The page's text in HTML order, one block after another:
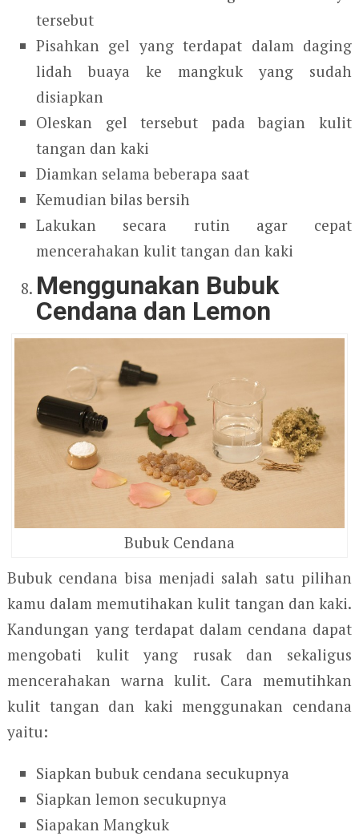
tersebut
Pisahkan gel yang terdapat dalam daging
lidah buaya ke mangkuk yang sudah
disiapkan
Oleskan gel tersebut pada bagian kulit
tangan dan kaki
Diamkan selama beberapa saat
Kemudian bilas bersih
Lakukan secara rutin agar cepat
mencerahakan kulit tangan dan kaki
Menggunakan Bubuk
Cendana dan Lemon
Bubuk Cendana
Bubuk cendana bisa menjadi salah satu pilihan
kamu dalam memutihakan kulit tangan dan kaki.
Kandungan yang terdapat dalam cendana dapat
mengobati kulit yang rusak dan sekaligus
mencerahakan warna kulit. Cara memutihkan
kulit tangan dan kaki menggunakan cendana
yaitu:
Siapkan bubuk cendana secukupnya
Siapkan lemon secukupnya
Siapakan Mangkuk